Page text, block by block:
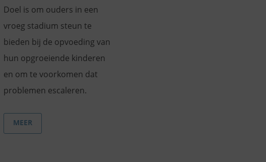
Doel is om ouders in een
vroeg stadium steun te
bieden bij de opvoeding van
hun opgroeiende kinderen
en om te voorkomen dat
problemen escaleren.
MEER